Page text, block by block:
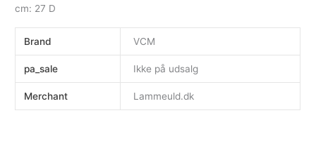
cm: 27 D
Brand VCM
pa_sale Ikke på udsalg
Merchant Lammeuld.dk